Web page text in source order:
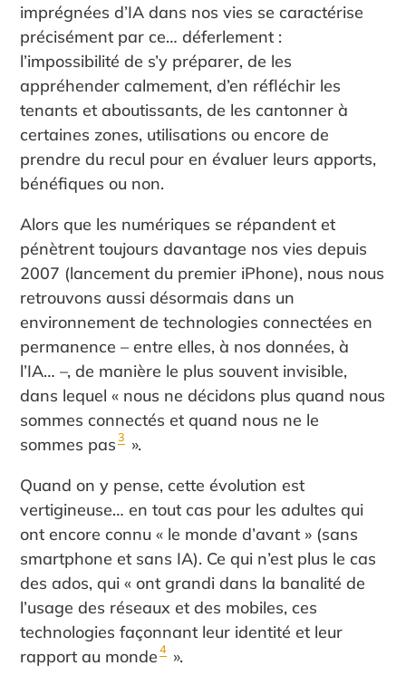
imprégnées d’IA dans nos vies se caractérise
précisément par ce… déferlement :
l’impossibilité de s’y préparer, de les
appréhender calmement, d’en réfléchir les
tenants et aboutissants, de les cantonner à
certaines zones, utilisations ou encore de
prendre du recul pour en évaluer leurs apports,
bénéfiques ou non.
Alors que les numériques se répandent et
pénètrent toujours davantage nos vies depuis
2007 (lancement du premier iPhone), nous nous
retrouvons aussi désormais dans un
environnement de technologies connectées en
permanence – entre elles, à nos données, à
l’IA… –, de manière le plus souvent invisible,
dans lequel « nous ne décidons plus quand nous
sommes connectés et quand nous ne le
sommes pas 3 ».
Quand on y pense, cette évolution est
vertigineuse… en tout cas pour les adultes qui
ont encore connu « le monde d’avant » (sans
smartphone et sans IA). Ce qui n’est plus le cas
des ados, qui « ont grandi dans la banalité de
l’usage des réseaux et des mobiles, ces
technologies façonnant leur identité et leur
rapport au monde 4 ».